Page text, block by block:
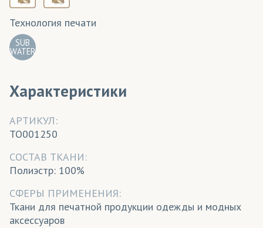
Технология печати
SUB
WATER
Характеристики
АРТИКУЛ:
TO001250
CОСТАВ ТКАНИ:
Полиэстр: 100%
СФЕРЫ ПРИМЕНЕНИЯ:
Ткани для печатной продукции одежды и модных
аксессуаров